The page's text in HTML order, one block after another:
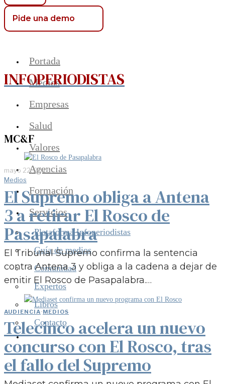
Pide una demo
Portada
Medios
Empresas
Salud
Valores
Agencias
Formación
Servicios
Plataforma Infoperiodistas
Guía de medios
Comunidad
Expertos
Libros
Contacto
INFOPERIODISTAS
MC&F
mayo 22, 2026
Medios
El Supremo obliga a Antena
3 a retirar El Rosco de
Pasapalabra
El Tribunal Supremo confirma la sentencia
contra Antena 3 y obliga a la cadena a dejar de
emitir El Rosco de Pasapalabra.…
AUDIENCIA·MEDIOS
Telecinco acelera un nuevo
concurso con El Rosco, tras
el fallo del Supremo